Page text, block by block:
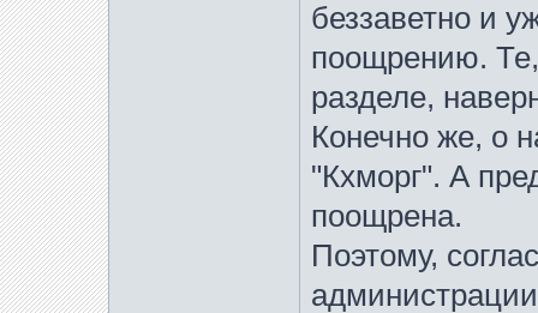
беззаветно и
поощрению. Те,
разделе,
Конечно же, о
"Кхморг". А
поощрена.
Поэтому,